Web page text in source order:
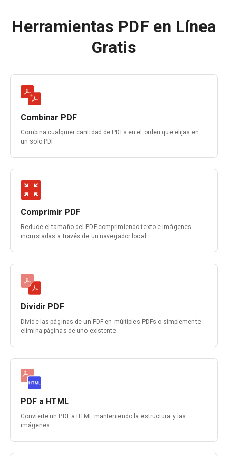
Herramientas PDF en Línea
Gratis
Combinar PDF
Combina cualquier cantidad de PDFs en el orden que elijas en
un solo PDF
Comprimir PDF
Reduce el tamaño del PDF comprimiendo texto e imágenes
incrustadas a través de un navegador local
Dividir PDF
Divide las páginas de un PDF en múltiples PDFs o simplemente
elimina páginas de uno existente
PDF a HTML
Convierte un PDF a HTML manteniendo la estructura y las
imágenes